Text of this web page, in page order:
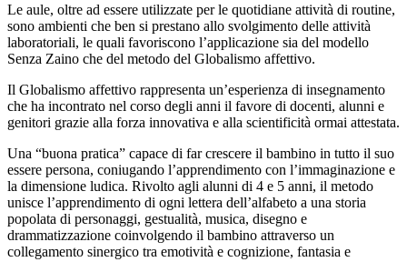
Le aule, oltre ad essere utilizzate per le quotidiane attività di routine,
sono ambienti che ben si prestano allo svolgimento delle attività
laboratoriali, le quali favoriscono l’applicazione sia del modello
Senza Zaino che del metodo del Globalismo affettivo.
Il Globalismo affettivo rappresenta un’esperienza di insegnamento
che ha incontrato nel corso degli anni il favore di docenti, alunni e
genitori grazie alla forza innovativa e alla scientificità ormai attestata.
Una “buona pratica” capace di far crescere il bambino in tutto il suo
essere persona, coniugando l’apprendimento con l’immaginazione e
la dimensione ludica. Rivolto agli alunni di 4 e 5 anni, il metodo
unisce l’apprendimento di ogni lettera dell’alfabeto a una storia
popolata di personaggi, gestualità, musica, disegno e
drammatizzazione coinvolgendo il bambino attraverso un
collegamento sinergico tra emotività e cognizione, fantasia e